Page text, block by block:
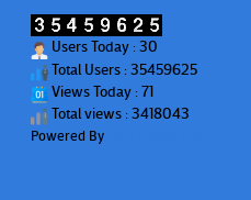
Users Today : 30
Total Users : 35459625
Views Today : 71
Total views : 3418043
Powered By